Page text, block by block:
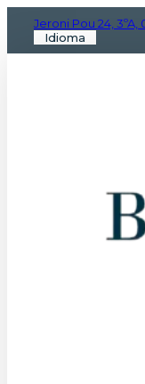
Jeroni Pou 24, 3ºA,
Idioma